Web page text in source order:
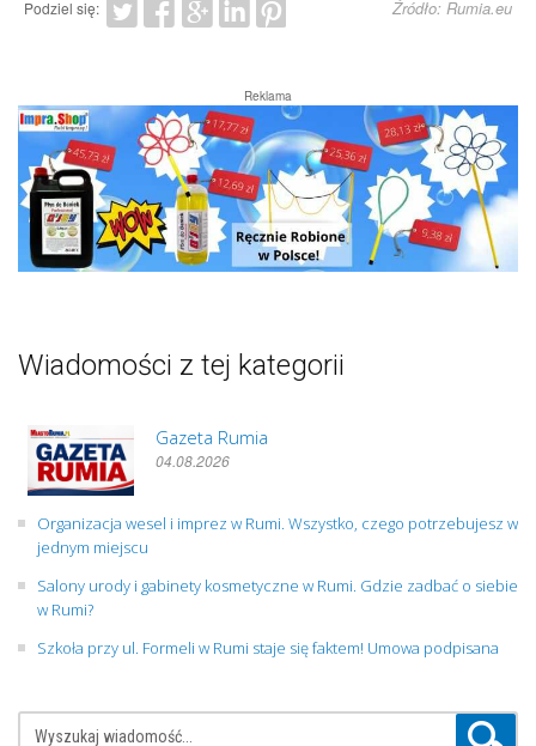
Podziel się: Źródło: Rumia.eu
Reklama
Wiadomości z tej kategorii
Gazeta Rumia
04.08.2026
Organizacja wesel i imprez w Rumi. Wszystko, czego potrzebujesz w
jednym miejscu
Salony urody i gabinety kosmetyczne w Rumi. Gdzie zadbać o siebie
w Rumi?
Szkoła przy ul. Formeli w Rumi staje się faktem! Umowa podpisana